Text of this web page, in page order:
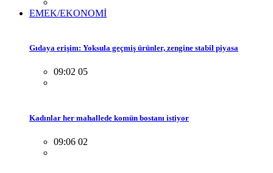
EMEK/EKONOMİ
Gıdaya erişim: Yoksula geçmiş ürünler, zengine stabil piyasa
09:02 05
Kadınlar her mahallede komün bostanı istiyor
09:06 02